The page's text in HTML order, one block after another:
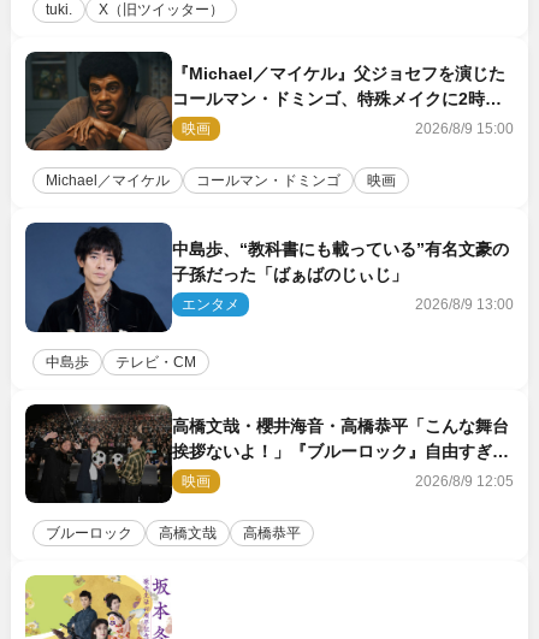
tuki. X（旧ツイッター）
『Michael／マイケル』父ジョセフを演じた
コールマン・ドミンゴ、特殊メイクに2時間
半かかっていた
映画 2026/8/9 15:00
Michael／マイケル コールマン・ドミンゴ 映画
中島歩、“教科書にも載っている”有名文豪の
子孫だった「ばぁばのじぃじ」
エンタメ 2026/8/9 13:00
中島歩 テレビ・CM
高橋文哉・櫻井海音・高橋恭平「こんな舞台
挨拶ないよ！」『ブルーロック』自由すぎる
イベントレポート
映画 2026/8/9 12:05
ブルーロック 高橋文哉 高橋恭平